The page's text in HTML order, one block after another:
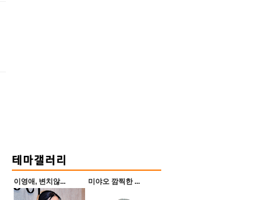
이영애, 변치않... 미야오 깜찍한 ...